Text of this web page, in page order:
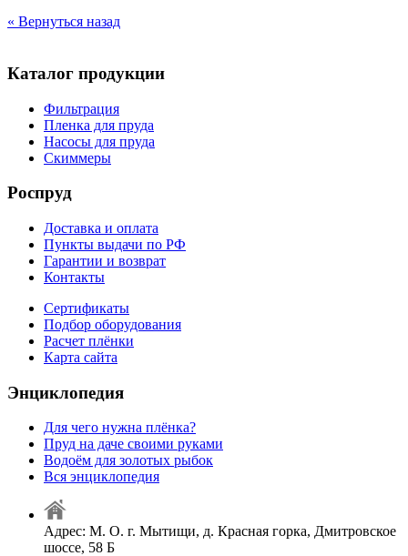
« Вернуться назад
Каталог продукции
Фильтрация
Пленка для пруда
Насосы для пруда
Скиммеры
Роспруд
Доставка и оплата
Пункты выдачи по РФ
Гарантии и возврат
Контакты
Сертификаты
Подбор оборудования
Расчет плёнки
Карта сайта
Энциклопедия
Для чего нужна плёнка?
Пруд на даче своими руками
Водоём для золотых рыбок
Вся энциклопедия
Адрес: М. О. г. Мытищи, д. Красная горка, Дмитровское
шоссе, 58 Б